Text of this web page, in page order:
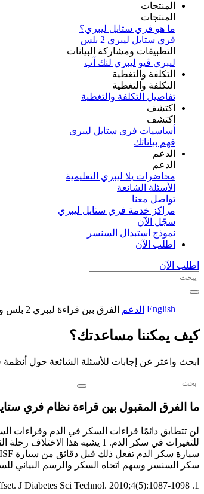
المنتجات
المنتجات
ما هو فري ستايل ليبري؟
فري ستايل ليبري 2 بلس​
التطبيقات ومشاركة البيانات
ليبري ڤيو ليبري لنك آب
التكلفة والتغطية
التكلفة والتغطية
تفاصيل التكلفة والتغطية
اكتشف​
اكتشف​
أساسيات فري ستايل ليبري
فهم بياناتك
الدعم
الدعم
محاضرات يلا ليبري التعليمية
الأسئلة الشائعة
تواصل معنا
مراكز خدمة فري ستايل ليبري
سجّل الآن​
نموذج استبدال السنسر
اطلب الآن
اطلب الآن
English الدعم الفرق بين قراءة ليبري 2 بلس وقراءة سكر الدم
كيف يمكننا مساعدتك؟
ابحث واعثر عن إجابات للأسئلة الشائعة حول
ما الفرق المقبول بين قراءة نظام فري ستايل ليبري 2 بلس وقراءة
سكر السنسر وسهم اتجاه السكر والرسم البياني
1. Rebrin K, Sheppard NF Jr, Steil GM. Use of subcutaneous interstitial fluid glucose to estimate blood glucose: revisiting delay and Sensor offset. J Diabetes Sci Technol. 2010;4(5):1087-1098.